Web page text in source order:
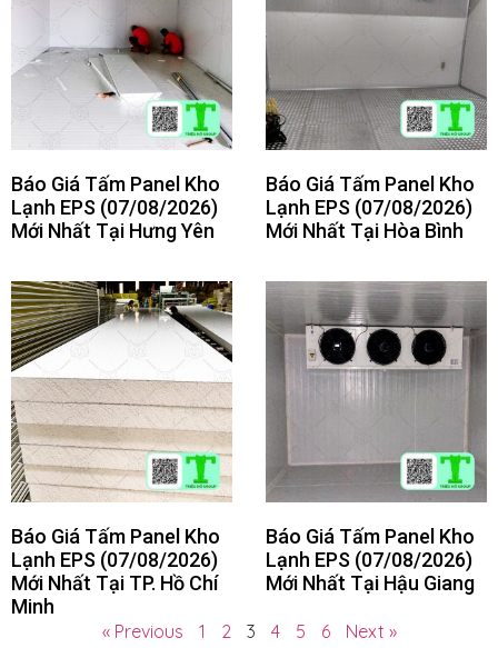
Báo Giá Tấm Panel Kho
Lạnh EPS (07/08/2026)
Mới Nhất Tại Hưng Yên
Báo Giá Tấm Panel Kho
Lạnh EPS (07/08/2026)
Mới Nhất Tại Hòa Bình
Báo Giá Tấm Panel Kho
Lạnh EPS (07/08/2026)
Mới Nhất Tại TP. Hồ Chí
Minh
Báo Giá Tấm Panel Kho
Lạnh EPS (07/08/2026)
Mới Nhất Tại Hậu Giang
« Previous 1 2 3 4 5 6 Next »